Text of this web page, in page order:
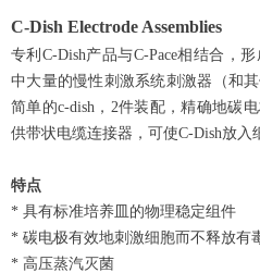
C-Dish Electrode Assemblies
专利C-Dish产品与C-Pace相结合，
中大量的慢性刺激系统刺激器（和
简单的c-dish，2件装配，精确地碳
供带状电缆连接器，可使C-Dish放入
特点
* 具有标准培养皿的物理稳定组件
* 碳电极有效地刺激细胞而不释放有
* 高压蒸汽灭菌